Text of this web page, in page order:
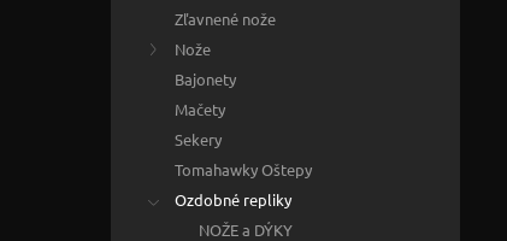
Zľavnené nože
Nože
Bajonety
Mačety
Sekery
Tomahawky Oštepy
Ozdobné repliky
NOŽE a DÝKY